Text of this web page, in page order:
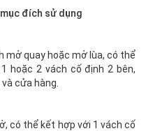
đích sử dụng
mở quay hoặc mở lùa, có thể
hoặc 2 vách cố định 2 bên,
cửa hàng.
có thể kết hợp với 1 vách cố